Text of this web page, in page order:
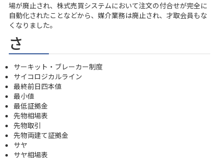
場が廃止され、株式売買システムにおいて注文の付合せが完全に
自動化されたことなどから、媒介業務は廃止され、才取会員もな
くなりました。
さ
サーキット・ブレーカー制度
サイコロジカルライン
最終前日四本値
最小値
最低証拠金
先物相場表
先物取引
先物両建て証拠金
サヤ
サヤ相場表